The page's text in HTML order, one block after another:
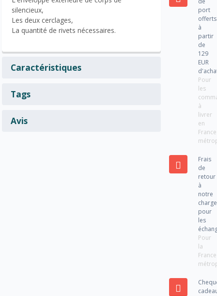
silencieux,
Les deux cerclages,
La quantité de rivets nécessaires.
Caractéristiques
Tags
Avis
port
offerts
à
partir
de
129
EUR
Pour
les
à
livrer
en
France
Frais
de
retour
à
notre
charge
pour
les
Pour
la
France